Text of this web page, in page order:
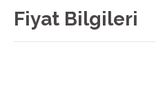
Fiyat Bilgileri